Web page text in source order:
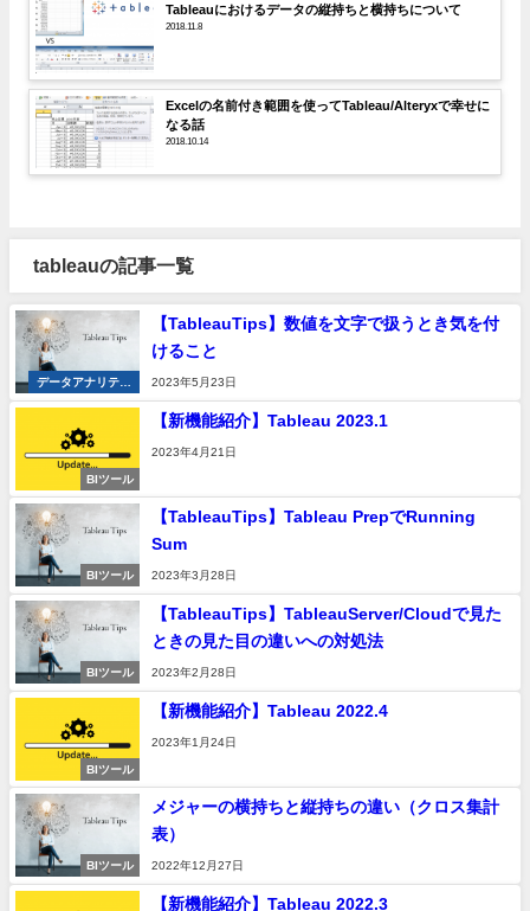
Tableauにおけるデータの縦持ちと横持ちについて
2018.11.8
Excelの名前付き範囲を使ってTableau/Alteryxで幸せに
なる話
2018.10.14
tableauの記事一覧
データアナリティ
クス
【TableauTips】数値を文字で扱うとき気を付
けること
2023年5月23日
BIツール
【新機能紹介】Tableau 2023.1
2023年4月21日
BIツール
【TableauTips】Tableau PrepでRunning
Sum
2023年3月28日
BIツール
【TableauTips】TableauServer/Cloudで見た
ときの見た目の違いへの対処法
2023年2月28日
BIツール
【新機能紹介】Tableau 2022.4
2023年1月24日
BIツール
メジャーの横持ちと縦持ちの違い（クロス集計
表）
2022年12月27日
【新機能紹介】Tableau 2022.3